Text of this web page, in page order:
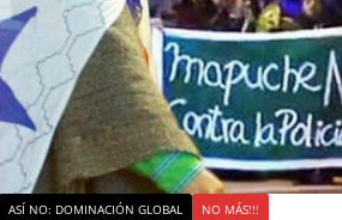
ASÍ NO: DOMINACIÓN GLOBAL NO MÁS!!!